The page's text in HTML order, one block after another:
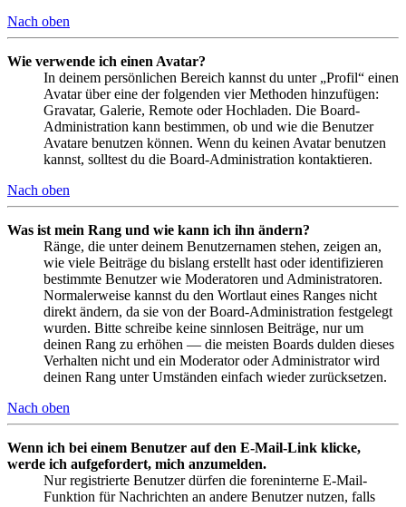
Nach oben
Wie verwende ich einen Avatar?
In deinem persönlichen Bereich kannst du unter „Profil“ einen
Avatar über eine der folgenden vier Methoden hinzufügen:
Gravatar, Galerie, Remote oder Hochladen. Die Board-
Administration kann bestimmen, ob und wie die Benutzer
Avatare benutzen können. Wenn du keinen Avatar benutzen
kannst, solltest du die Board-Administration kontaktieren.
Nach oben
Was ist mein Rang und wie kann ich ihn ändern?
Ränge, die unter deinem Benutzernamen stehen, zeigen an,
wie viele Beiträge du bislang erstellt hast oder identifizieren
bestimmte Benutzer wie Moderatoren und Administratoren.
Normalerweise kannst du den Wortlaut eines Ranges nicht
direkt ändern, da sie von der Board-Administration festgelegt
wurden. Bitte schreibe keine sinnlosen Beiträge, nur um
deinen Rang zu erhöhen — die meisten Boards dulden dieses
Verhalten nicht und ein Moderator oder Administrator wird
deinen Rang unter Umständen einfach wieder zurücksetzen.
Nach oben
Wenn ich bei einem Benutzer auf den E-Mail-Link klicke,
werde ich aufgefordert, mich anzumelden.
Nur registrierte Benutzer dürfen die foreninterne E-Mail-
Funktion für Nachrichten an andere Benutzer nutzen, falls